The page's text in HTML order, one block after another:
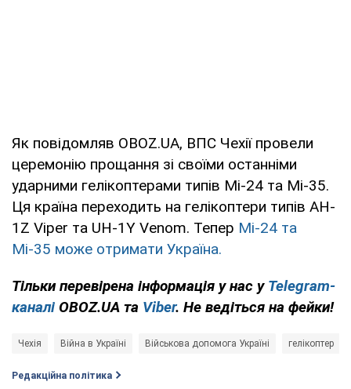
Як повідомляв OBOZ.UA, ВПС Чехії провели
церемонію прощання зі своїми останніми
ударними гелікоптерами типів Мі-24 та Мі-35.
Ця країна переходить на гелікоптери типів AH-
1Z Viper та UH-1Y Venom. Тепер Мі-24 та
Мі-35 може отримати Україна.
Тільки перевірена інформація у нас у Telegram-
каналі OBOZ.UA та Viber. Не ведіться на фейки!
Чехія Війна в Україні Військова допомога Україні гелікоптер
Редакційна політика